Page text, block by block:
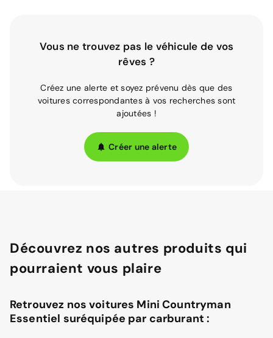
Vous ne trouvez pas le véhicule de vos
rêves ?
Créez une alerte et soyez prévenu dès que des
voitures correspondantes à vos recherches sont
ajoutées !
Créer une alerte
Découvrez nos autres produits qui
pourraient vous plaire
Retrouvez nos voitures Mini Countryman
Essentiel suréquipée par carburant :